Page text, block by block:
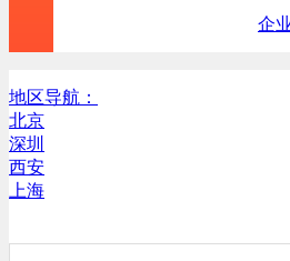
企
地区导航：
北京
深圳
西安
上海